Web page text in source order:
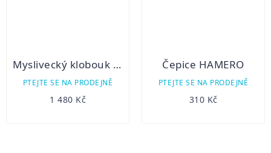
Myslivecký klobouk HUGO
PTEJTE SE NA PRODEJNĚ
1 480 Kč
Čepice HAMERO
PTEJTE SE NA PRODEJNĚ
310 Kč